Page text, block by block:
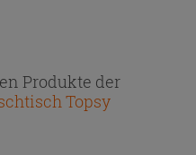
Produkte der
Topsy